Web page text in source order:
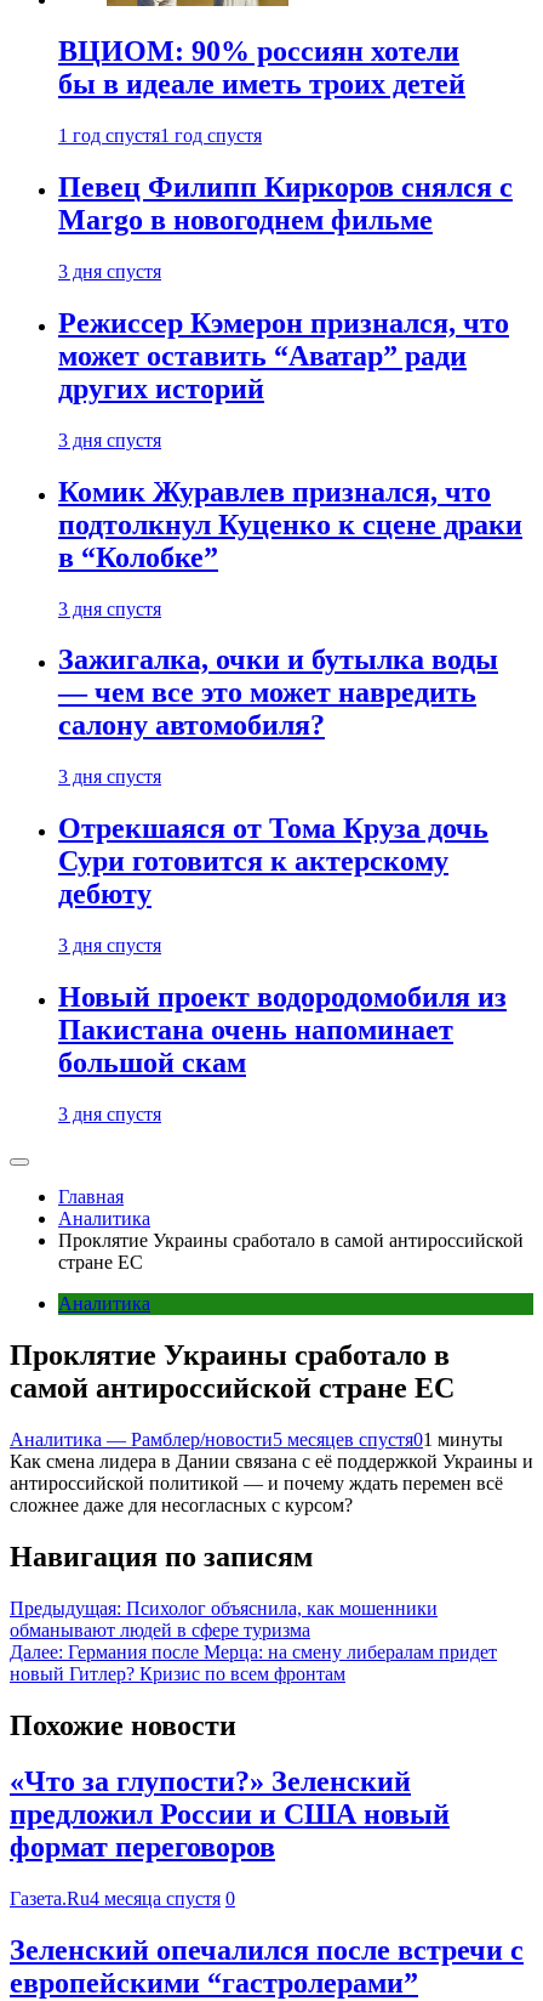
ВЦИОМ: 90% россиян хотели
бы в идеале иметь троих детей
1 год спустя1 год спустя
Певец Филипп Киркоров снялся с
Margo в новогоднем фильме
3 дня спустя
Режиссер Кэмерон признался, что
может оставить “Аватар” ради
других историй
3 дня спустя
Комик Журавлев признался, что
подтолкнул Куценко к сцене драки
в “Колобке”
3 дня спустя
Зажигалка, очки и бутылка воды
— чем все это может навредить
салону автомобиля?
3 дня спустя
Отрекшаяся от Тома Круза дочь
Сури готовится к актерскому
дебюту
3 дня спустя
Новый проект водородомобиля из
Пакистана очень напоминает
большой скам
3 дня спустя
Главная
Аналитика
Проклятие Украины сработало в самой антироссийской
стране ЕС
Аналитика
Проклятие Украины сработало в
самой антироссийской стране ЕС
Аналитика — Рамблер/новости5 месяцев спустя01 минуты
Как смена лидера в Дании связана с её поддержкой Украины и
антироссийской политикой — и почему ждать перемен всё
сложнее даже для несогласных с курсом?
Навигация по записям
Предыдущая: Психолог объяснила, как мошенники
обманывают людей в сфере туризма
Далее: Германия после Мерца: на смену либералам придет
новый Гитлер? Кризис по всем фронтам
Похожие новости
«Что за глупости?» Зеленский
предложил России и США новый
формат переговоров
Газета.Ru4 месяца спустя 0
Зеленский опечалился после встречи с
европейскими “гастролерами”